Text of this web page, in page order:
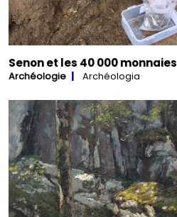
Senon et les 40 000 monnaies
Archéologie Archéologia